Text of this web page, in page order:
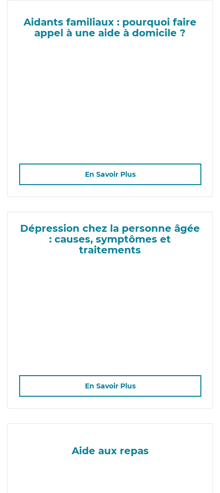
Aidants familiaux : pourquoi faire
appel à une aide à domicile ?
En Savoir Plus
Dépression chez la personne âgée
: causes, symptômes et
traitements
En Savoir Plus
Aide aux repas